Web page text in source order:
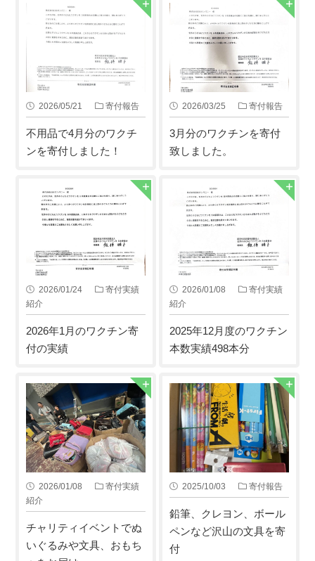
2026/05/21 寄付報告
不用品で4月分のワクチ
ンを寄付しました！
2026/03/25 寄付報告
3月分のワクチンを寄付
致しました。
2026/01/24
寄付実績
紹介
2026年1月のワクチン寄
付の実績
2026/01/08
寄付実績
紹介
2025年12月度のワクチン
本数実績498本分
2026/01/08
寄付実績
紹介
チャリティイベントでぬ
いぐるみや文具、おもち
2025/10/03 寄付報告
鉛筆、クレヨン、ボール
ペンなど沢山の文具を寄
付